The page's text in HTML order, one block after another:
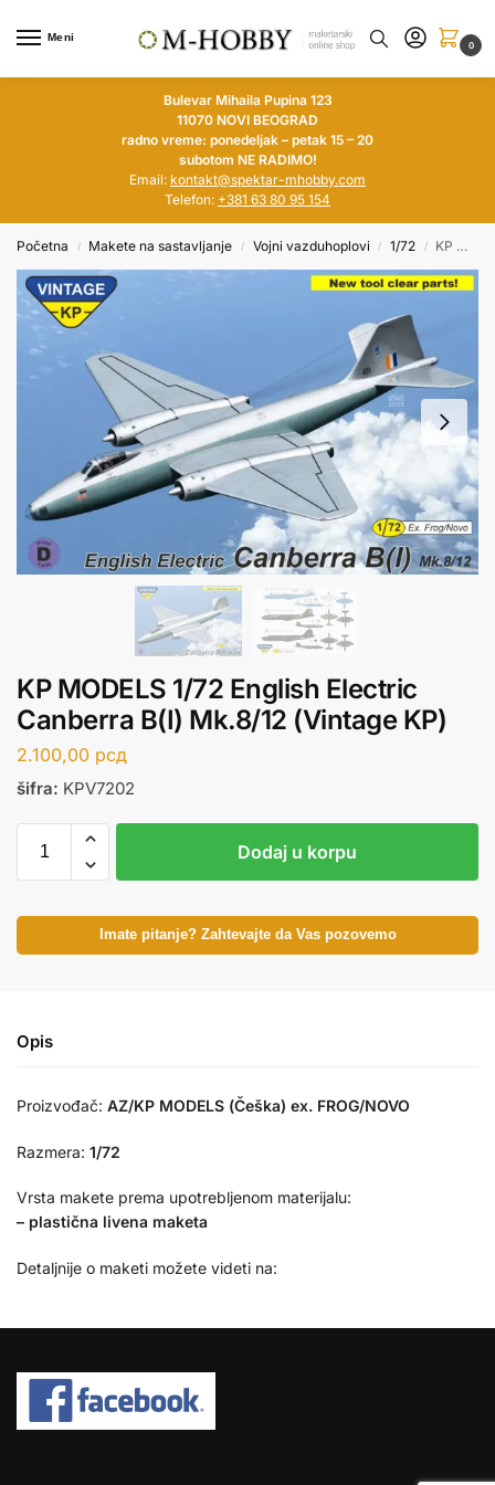
Meni
0
Bulevar Mihaila Pupina 123
11070 NOVI BEOGRAD
radno vreme: ponedeljak – petak 15 – 20
subotom NE RADIMO!
Email: kontakt@spektar-mhobby.com
Telefon: +381 63 80 95 154
Početna / Makete na sastavljanje / Vojni vazduhoplovi / 1/72 / KP MODELS 1/72 English Electric Canberra B(I) Mk.8/12 (Vintage KP)
KP MODELS 1/72 English Electric
Canberra B(I) Mk.8/12 (Vintage KP)
2.100,00 рсд
šifra: KPV7202
Dodaj u korpu
Imate pitanje? Zahtevajte da Vas pozovemo
Opis
Proizvođač: AZ/KP MODELS (Češka) ex. FROG/NOVO
Razmera: 1/72
Vrsta makete prema upotrebljenom materijalu:
– plastična livena maketa
Detaljnije o maketi možete videti na: